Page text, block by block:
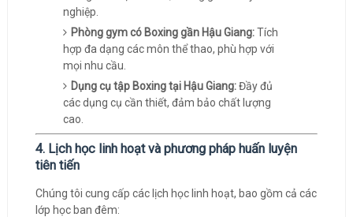
nghiệp.
Phòng gym có Boxing gần Hậu Giang:Tích
hợp đa dạng các môn thể thao, phù hợp với
mọi nhu cầu.
Dụng cụ tập Boxing tại Hậu Giang:Đầy đủ
các dụng cụ cần thiết, đảm bảo chất lượng
cao.
4. Lịch học linh hoạt và phương pháp huấn luyện
tiên tiến
Chúng tôi cung cấp các lịch học linh hoạt, bao gồm cả các
lớp học ban đêm: